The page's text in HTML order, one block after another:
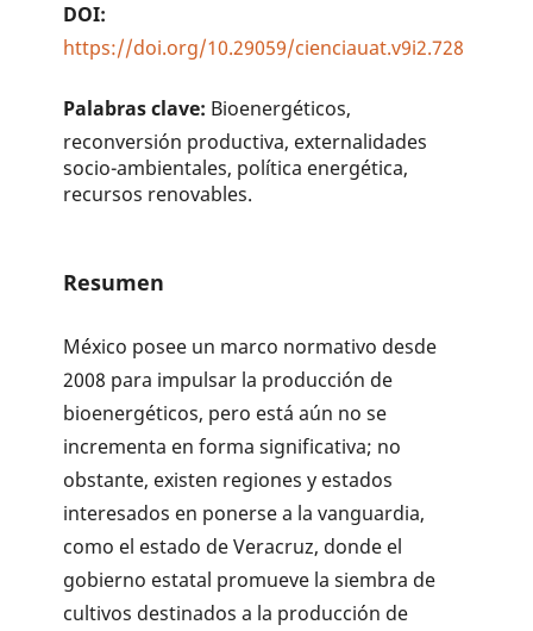
DOI:
https://doi.org/10.29059/cienciauat.v9i2.728
Palabras clave: Bioenergéticos,
reconversión productiva, externalidades
socio-ambientales, política energética,
recursos renovables.
Resumen
México posee un marco normativo desde
2008 para impulsar la pro­ducción de
bioenergéticos, pero está aún no se
incrementa en forma significativa; no
obstante, existen regiones y estados
interesados en ponerse a la vanguardia,
como el estado de Veracruz, donde el
gobierno estatal promueve la siembra de
cultivos destinados a la producción de